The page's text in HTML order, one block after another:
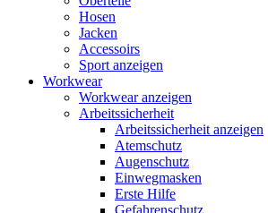
Hosen
Jacken
Accessoirs
Sport anzeigen
Workwear
Workwear anzeigen
Arbeitssicherheit
Arbeitssicherheit anzeigen
Atemschutz
Augenschutz
Einwegmasken
Erste Hilfe
Gefahrenschutz